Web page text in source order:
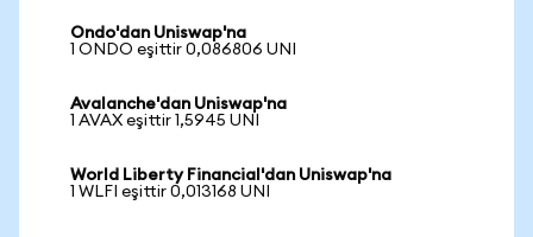
Ondo'dan Uniswap'na
1 ONDO eşittir 0,086806 UNI
Avalanche'dan Uniswap'na
1 AVAX eşittir 1,5945 UNI
World Liberty Financial'dan Uniswap'na
1 WLFI eşittir 0,013168 UNI